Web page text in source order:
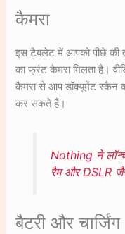
कैमरा
इस टैबलेट में आपको पीछे
का फ्रंट कैमरा मिलता है।
कैमरा से आप डॉक्यूमेंट स्कैन
कर सकते हैं।
Nothing ने
रैम और DSLR
बैटरी और चार्जिंग